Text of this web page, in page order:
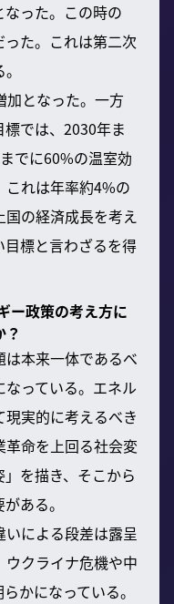
った。この時の
た。これは第二次
加となった。一方
では、2030年ま
でに60%の温室効
これは年率約4%の
の経済成長を考え
標と言わざるを得
ー政策の考え方に
本来一体であるべ
っている。エネル
実的に考えるべき
命を上回る社会変
を描き、そこから
ある。
による段差は露呈
クライナ危機や中
かになっている。